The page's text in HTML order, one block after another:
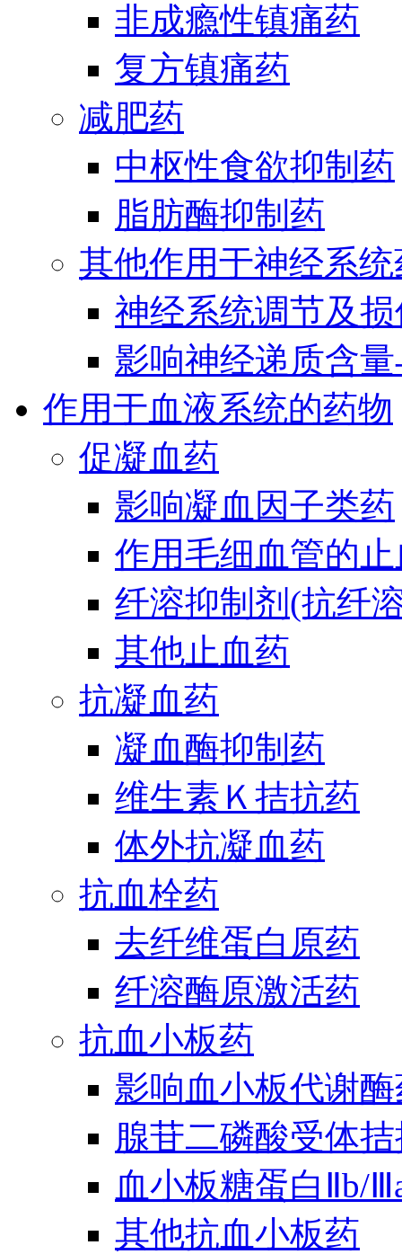
非成瘾性镇痛药
复方镇痛药
减肥药
中枢性食欲抑制药
脂肪酶抑制药
其他作用于神经系统
神经系统调节及
影响神经递质含
作用于血液系统的药物
促凝血药
影响凝血因子类药
作用毛细血管的
纤溶抑制剂(抗纤
其他止血药
抗凝血药
凝血酶抑制药
维生素Ｋ拮抗药
体外抗凝血药
抗血栓药
去纤维蛋白原药
纤溶酶原激活药
抗血小板药
影响血小板代谢
腺苷二磷酸受体
血小板糖蛋白Ⅱb/
其他抗血小板药